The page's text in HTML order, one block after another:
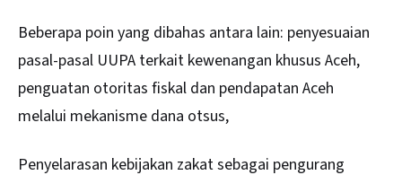
Beberapa poin yang dibahas antara lain: penyesuaian
pasal-pasal UUPA terkait kewenangan khusus Aceh,
penguatan otoritas fiskal dan pendapatan Aceh
melalui mekanisme dana otsus,
Penyelarasan kebijakan zakat sebagai pengurang